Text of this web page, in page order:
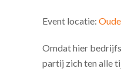
Event locatie:
Omdat hier
partij zich ten alle